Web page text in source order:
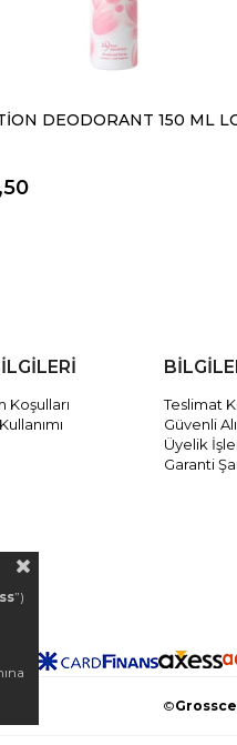
DEODORANT 150 ML
Koşulları
Teslimat
Güvenli
Üyelik
Garanti
©
”)